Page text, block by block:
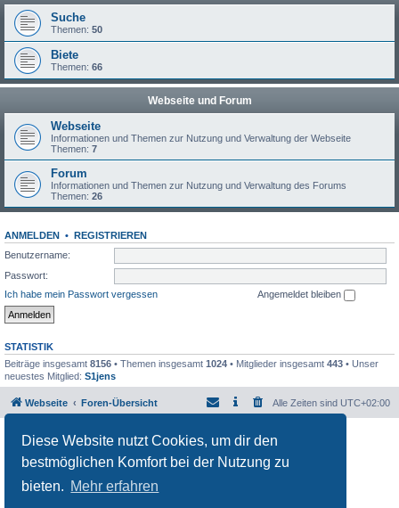
Diese Website nutzt Cookies, um dir den
bestmöglichen Komfort bei der Nutzung zu
bieten. Mehr erfahren
Suche
Themen: 50
Biete
Themen: 66
Webseite und Forum
Webseite
Informationen und Themen zur Nutzung und Verwaltung der Webseite
Themen: 7
Forum
Informationen und Themen zur Nutzung und Verwaltung des Forums
Themen: 26
ANMELDEN •
REGISTRIEREN
Benutzername:
Passwort:
Ich habe mein Passwort vergessen
Angemeldet bleiben
STATISTIK
Beiträge insgesamt 8156 • Themen insgesamt 1024 • Mitglieder insgesamt 443 • Unser
neuestes Mitglied: S1jens
Webseite Foren-Übersicht Alle Zeiten sind UTC+02:00
Powered by phpBB
® Forum Software © phpBB Limited
Datenschutz|Nutzungsbedingungen